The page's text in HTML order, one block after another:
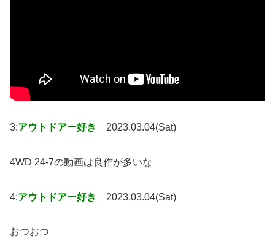
3:アウトドアー好き 2023.03.04(Sat)
4WD 24-7の動画は良作が多いな
4:アウトドアー好き 2023.03.04(Sat)
おつおつ